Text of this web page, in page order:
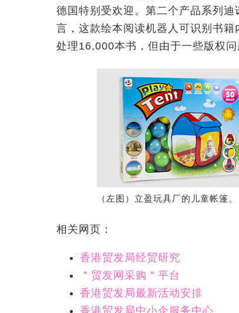
德国特别受欢迎。第二个产品系列
言，这款绘本阅读机器人可识别书
处理16,000本书，但由于一些版权
（左图）立盈玩具厂的儿童帐篷
相关网页：
香港贸发局经贸研究
＂贸发网采购＂平台
香港贸发局最新活动安排